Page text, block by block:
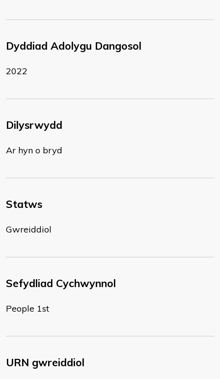
Dyddiad Adolygu Dangosol
2022
Dilysrwydd
Ar hyn o bryd
Statws
Gwreiddiol
Sefydliad Cychwynnol
People 1st
URN gwreiddiol